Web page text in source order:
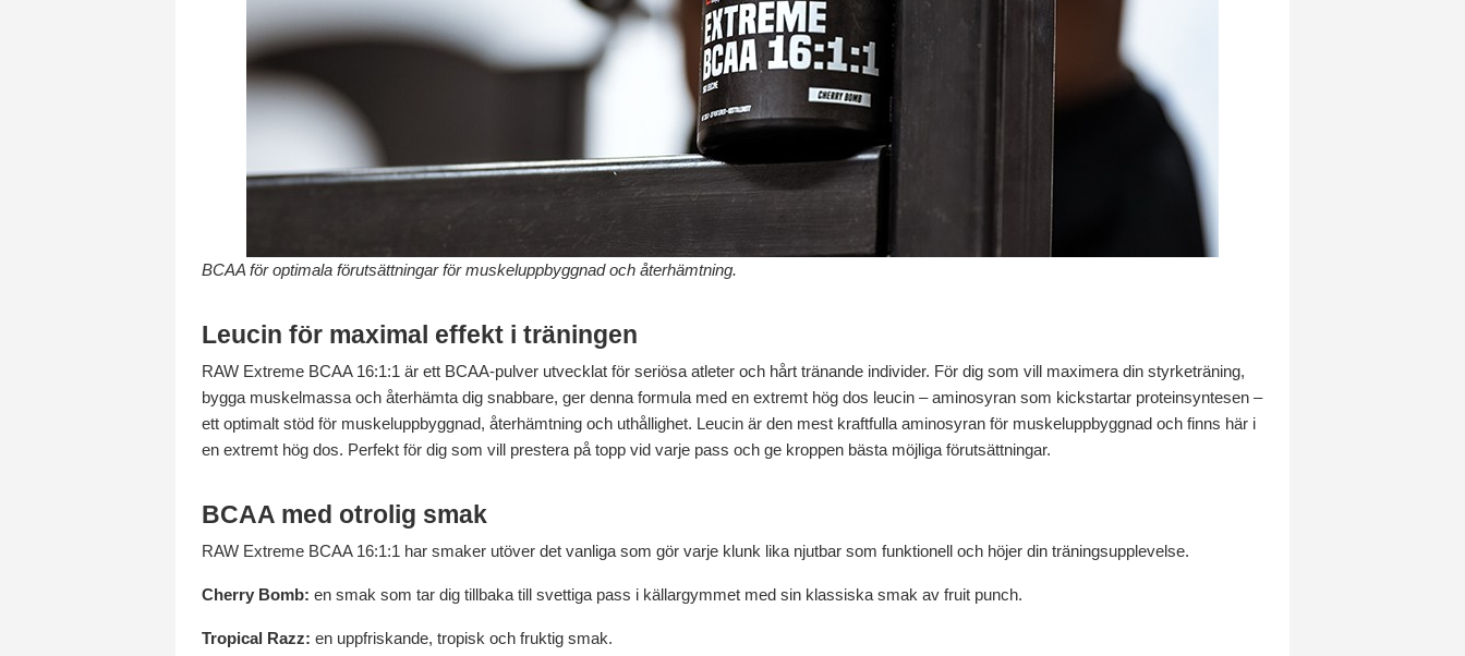
BCAA för optimala förutsättningar för muskeluppbyggnad och återhämtning.
Leucin för maximal effekt i träningen
RAW Extreme BCAA 16:1:1 är ett BCAA-pulver utvecklat för seriösa atleter och hårt tränande individer. För dig som vill maximera din styrketräning,
bygga muskelmassa och återhämta dig snabbare, ger denna formula med en extremt hög dos leucin – aminosyran som kickstartar proteinsyntesen –
ett optimalt stöd för muskeluppbyggnad, återhämtning och uthållighet. Leucin är den mest kraftfulla aminosyran för muskeluppbyggnad och finns här i
en extremt hög dos. Perfekt för dig som vill prestera på topp vid varje pass och ge kroppen bästa möjliga förutsättningar.
BCAA med otrolig smak
RAW Extreme BCAA 16:1:1 har smaker utöver det vanliga som gör varje klunk lika njutbar som funktionell och höjer din träningsupplevelse.
Cherry Bomb: en smak som tar dig tillbaka till svettiga pass i källargymmet med sin klassiska smak av fruit punch.
Tropical Razz: en uppfriskande, tropisk och fruktig smak.